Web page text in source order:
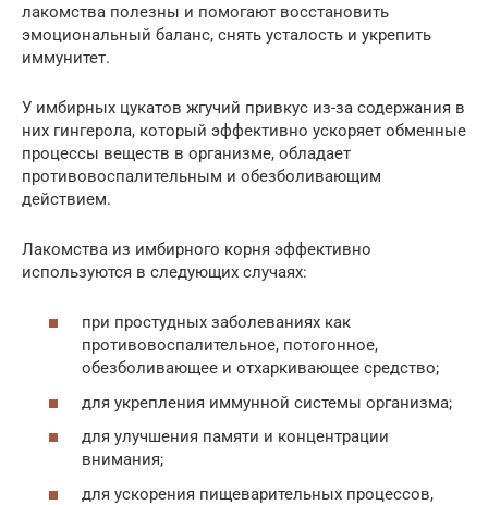
лакомства полезны и помогают восстановить
эмоциональный баланс, снять усталость и укрепить
иммунитет.
У имбирных цукатов жгучий привкус из-за содержания в
них гингерола, который эффективно ускоряет обменные
процессы веществ в организме, обладает
противовоспалительным и обезболивающим
действием.
Лакомства из имбирного корня эффективно
используются в следующих случаях:
при простудных заболеваниях как
противовоспалительное, потогонное,
обезболивающее и отхаркивающее средство;
для укрепления иммунной системы организма;
для улучшения памяти и концентрации
внимания;
для ускорения пищеварительных процессов,